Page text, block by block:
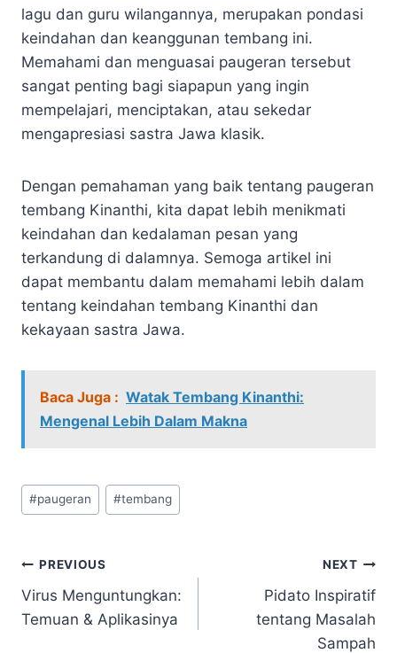
lagu dan guru wilangannya, merupakan pondasi
keindahan dan keanggunan tembang ini.
Memahami dan menguasai paugeran tersebut
sangat penting bagi siapapun yang ingin
mempelajari, menciptakan, atau sekedar
mengapresiasi sastra Jawa klasik.
Dengan pemahaman yang baik tentang paugeran
tembang Kinanthi, kita dapat lebih menikmati
keindahan dan kedalaman pesan yang
terkandung di dalamnya. Semoga artikel ini
dapat membantu dalam memahami lebih dalam
tentang keindahan tembang Kinanthi dan
kekayaan sastra Jawa.
Baca Juga : Watak Tembang Kinanthi:
Mengenal Lebih Dalam Makna
Post
Tags:
#paugeran #tembang
Navigasi
pos
PREVIOUS
Virus Menguntungkan:
Temuan & Aplikasinya
NEXT
Pidato Inspiratif
tentang Masalah
Sampah